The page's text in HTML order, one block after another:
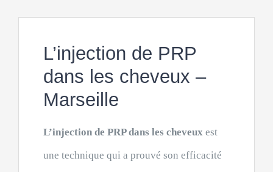
L’injection de PRP
dans les cheveux –
Marseille
L’injection de PRP dans les cheveux est
une technique qui a prouvé son efficacité